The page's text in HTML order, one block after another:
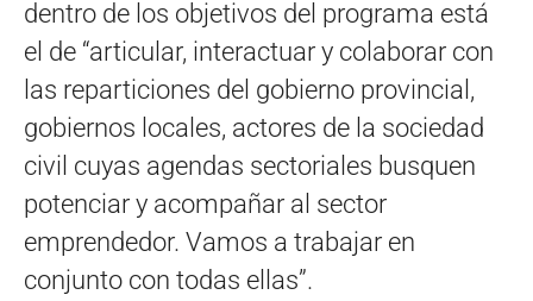
dentro de los objetivos del programa está
el de “articular, interactuar y colaborar con
las reparticiones del gobierno provincial,
gobiernos locales, actores de la sociedad
civil cuyas agendas sectoriales busquen
potenciar y acompañar al sector
emprendedor. Vamos a trabajar en
conjunto con todas ellas”.